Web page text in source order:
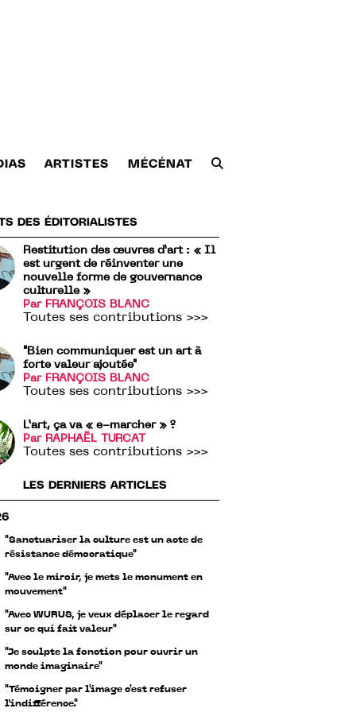
ARTISTES MÉCÉNAT
DES ÉDITORIALISTES
Restitution des œuvres d’art : « Il
est urgent de réinventer une
nouvelle forme de gouvernance
culturelle »
Par FRANÇOIS BLANC
Toutes ses contributions >>>
"Bien communiquer est un art à
forte valeur ajoutée"
Par FRANÇOIS BLANC
Toutes ses contributions >>>
L’art, ça va « e-marcher » ?
Par RAPHAËL TURCAT
Toutes ses contributions >>>
LES DERNIERS ARTICLES
"Sanctuariser la culture est un acte de
résistance démocratique"
"Avec le miroir, je mets le monument en
mouvement"
"Avec WURUS, je veux déplacer le regard
sur ce qui fait valeur"
"Je sculpte la fonction pour ouvrir un
monde imaginaire"
"Témoigner par l'image c'est refuser
l’indifférence."